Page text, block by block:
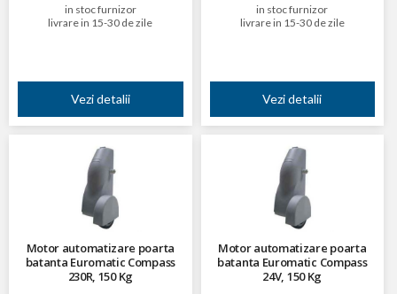
in stoc furnizor
livrare in 15-30 de zile
Vezi detalii
in stoc furnizor
livrare in 15-30 de zile
Vezi detalii
Motor automatizare poarta
batanta Euromatic Compass
230R, 150 Kg
Motor automatizare poarta
batanta Euromatic Compass
24V, 150 Kg